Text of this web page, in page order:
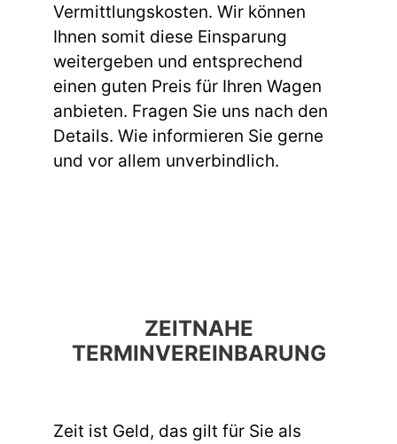
Vermittlungskosten. Wir können
Ihnen somit diese Einsparung
weitergeben und entsprechend
einen guten Preis für Ihren Wagen
anbieten. Fragen Sie uns nach den
Details. Wie informieren Sie gerne
und vor allem unverbindlich.
ZEITNAHE
TERMINVEREINBARUNG
Zeit ist Geld, das gilt für Sie als